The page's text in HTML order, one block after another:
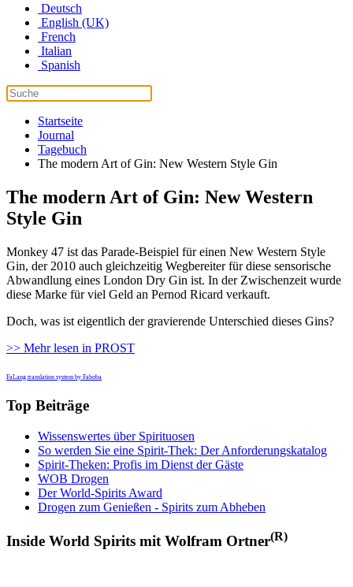
Deutsch
English (UK)
French
Italian
Spanish
Startseite
Journal
Tagebuch
The modern Art of Gin: New Western Style Gin
The modern Art of Gin: New Western
Style Gin
Monkey 47 ist das Parade-Beispiel für einen New Western Style
Gin, der 2010 auch gleichzeitig Wegbereiter für diese sensorische
Abwandlung eines London Dry Gin ist. In der Zwischenzeit wurde
diese Marke für viel Geld an Pernod Ricard verkauft.
Doch, was ist eigentlich der gravierende Unterschied dieses Gins?
>> Mehr lesen in PROST
FaLang translation system by Faboba
Top Beiträge
Wissenswertes über Spirituosen
So werden Sie eine Spirit-Thek: Der Anforderungskatalog
Spirit-Theken: Profis im Dienst der Gäste
WOB Drogen
Der World-Spirits Award
Drogen zum Genießen - Spirits zum Abheben
Inside World Spirits mit Wolfram Ortner(R)